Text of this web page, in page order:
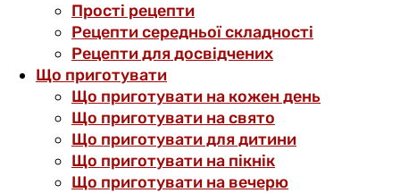
Прості рецепти
Рецепти середньої складності
Рецепти для досвідчених
Що приготувати
Що приготувати на кожен день
Що приготувати на свято
Що приготувати для дитини
Що приготувати на пікнік
Що приготувати на вечерю